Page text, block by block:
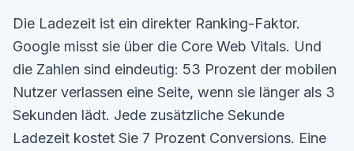
Die Ladezeit ist ein direkter Ranking-Faktor.
Google misst sie über die Core Web Vitals. Und
die Zahlen sind eindeutig: 53 Prozent der mobilen
Nutzer verlassen eine Seite, wenn sie länger als 3
Sekunden lädt. Jede zusätzliche Sekunde
Ladezeit kostet Sie 7 Prozent Conversions. Eine